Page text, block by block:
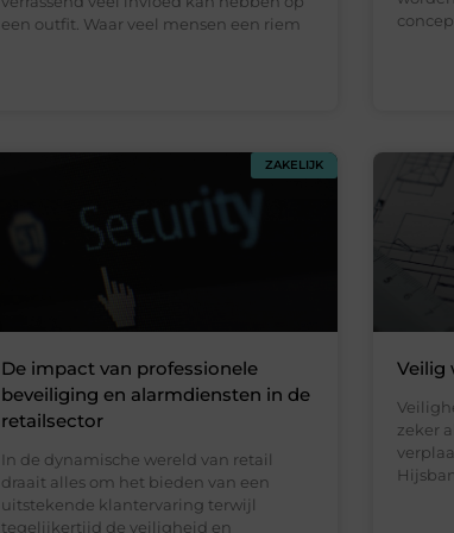
een outfit. Waar veel mensen een riem
ZAKELIJK
De impact van professionele
beveiliging en alarmdiensten in de
retailsector
In de dynamische wereld van retail
draait alles om het bieden van een
uitstekende klantervaring terwijl
tegelijkertijd de veiligheid en
Veilig
zeker